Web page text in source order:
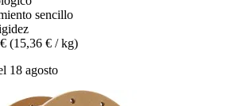
sencillo
(15,36 € / kg)
18 agosto